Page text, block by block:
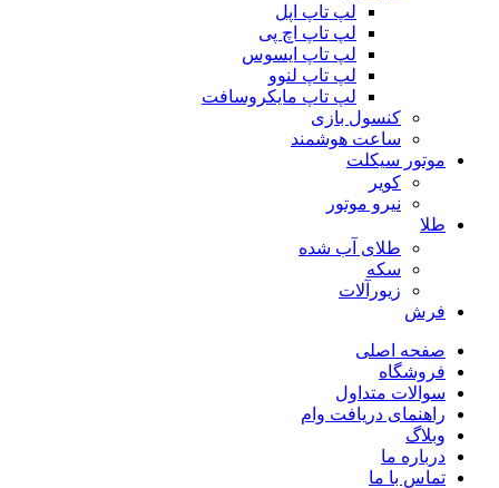
لپ تاپ اپل
لپ تاپ اچ پی
لپ تاپ ایسوس
لپ تاپ لنوو
لپ تاپ مایکروسافت
کنسول بازی
ساعت هوشمند
موتور سیکلت
کویر
نیرو موتور
طلا
طلای آب شده
سکه
زیورآلات
فرش
صفحه اصلی
فروشگاه
سوالات متداول
راهنمای دریافت وام
وبلاگ
درباره ما
تماس با ما